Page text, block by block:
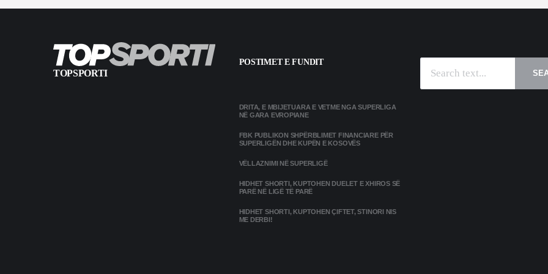
TOPSPORTI
POSTIMET E FUNDIT
DRITA, E MBIJETUARA E VETME NGA SUPERLIGA
NË GARA EVROPIANE
FBK PUBLIKON SHPËRBLIMET FINANCIARE PËR
SUPERLIGËN DHE KUPËN E KOSOVËS
VËLLAZNIMI NË SUPERLIGË
HIDHET SHORTI, KUPTOHEN DUELET E XHIROS SË
PARË NË LIGË TË PARË
HIDHET SHORTI, KUPTOHEN ÇIFTET, STINORI NIS
ME DERBI!